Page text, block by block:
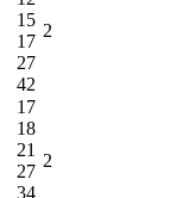
15
17
27
42
2
17
18
21
27
34
2